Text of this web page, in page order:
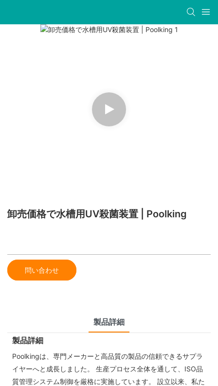
卸売価格で水槽用UV殺菌装置 | Poolking
問い合わせ
製品詳細
製品詳細
Poolkingは、専門メーカーと高品質の製品の信頼できるサプラ
イヤーへと成長しました。 生産プロセス全体を通して、ISO品
質管理システム制御を厳格に実施しています。 設立以来、私た